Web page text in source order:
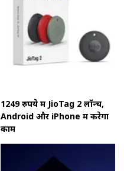
1249 रुपये में JioTag 2 लॉन्च,
Android और iPhone में करेगा
काम